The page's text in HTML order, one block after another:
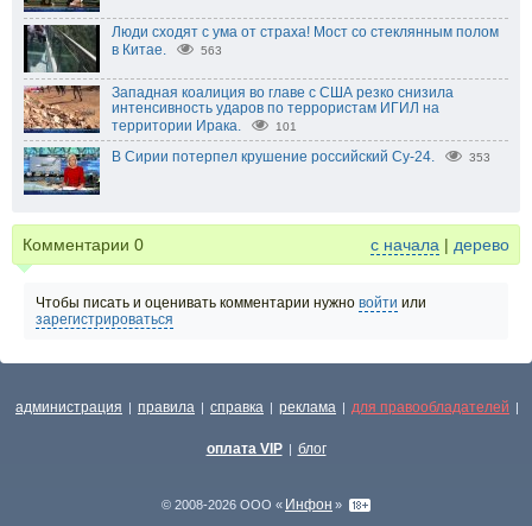
Люди сходят с ума от страха! Мост со стеклянным полом
в Китае.
563
Западная коалиция во главе с США резко снизила
интенсивность ударов по террористам ИГИЛ на
территории Ирака.
101
В Сирии потерпел крушение российский Су-24. 353
Комментарии 0 с начала | дерево
Чтобы писать и оценивать комментарии нужно войти или
зарегистрироваться
администрация | правила | справка | реклама | для правообладателей |
оплата VIP | блог
© 2008-2026 ООО « Инфон »